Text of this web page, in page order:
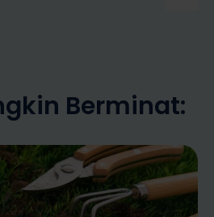
Berminat: